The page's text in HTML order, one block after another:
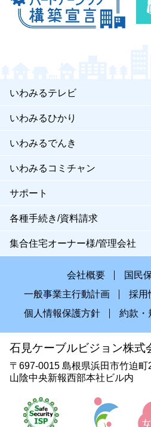
いわみるテレビ
いわみるひかり
いわみるでんき
いわみるコミチャン
サポート
各種手続き/資料請求
集合住宅オーナー様/管理会社
会社概要
国民
一般事業主行動計画
採用
個人情報保護方針
約款・
石見ケーブルビジョン株式
〒697-0015 島根県浜田市竹迫町
山陰中央新報西部本社ビル内